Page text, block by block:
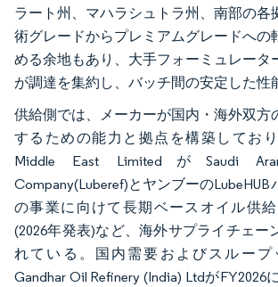
ラート州、マハラシュトラ州、南部の各
術グレードからプレミアムグレードへの
める余地もあり、大手フォーミュレータ
が調達を集約し、バッチ間の安定した性
供給側では、メーカーが国内・海外双方
するための能力と拠点を構築しており
Middle East LimitedがSaudi
Company(Luberef)とヤンブーの
の事業に向けて長期ベースオイル供
(2026年発表)など、海外サプライチェー
れている。国内需要およびスループ
Gandhar Oil Refinery (India) LtdがFY2026